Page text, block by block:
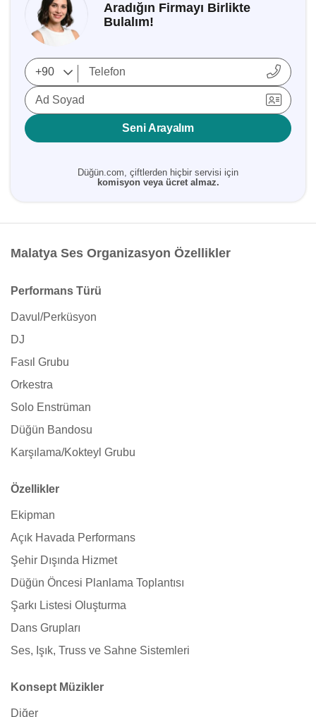
Aradığın Firmayı Birlikte
Bulalım!
Ad Soyad
Seni Arayalım
Düğün.com, çiftlerden hiçbir servisi için
komisyon veya ücret almaz.
Malatya Ses Organizasyon Özellikler
Performans Türü
Davul/Perküsyon
DJ
Fasıl Grubu
Orkestra
Solo Enstrüman
Düğün Bandosu
Karşılama/Kokteyl Grubu
Özellikler
Ekipman
Açık Havada Performans
Şehir Dışında Hizmet
Düğün Öncesi Planlama Toplantısı
Şarkı Listesi Oluşturma
Dans Grupları
Ses, Işık, Truss ve Sahne Sistemleri
Konsept Müzikler
Diğer